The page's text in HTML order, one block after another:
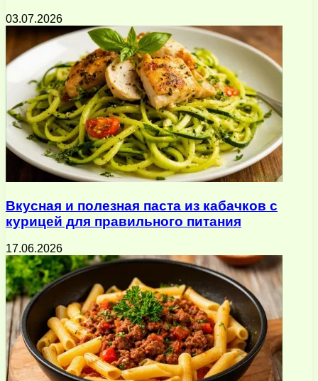
03.07.2026
Вкусная и полезная паста из кабачков с
курицей для правильного питания
17.06.2026